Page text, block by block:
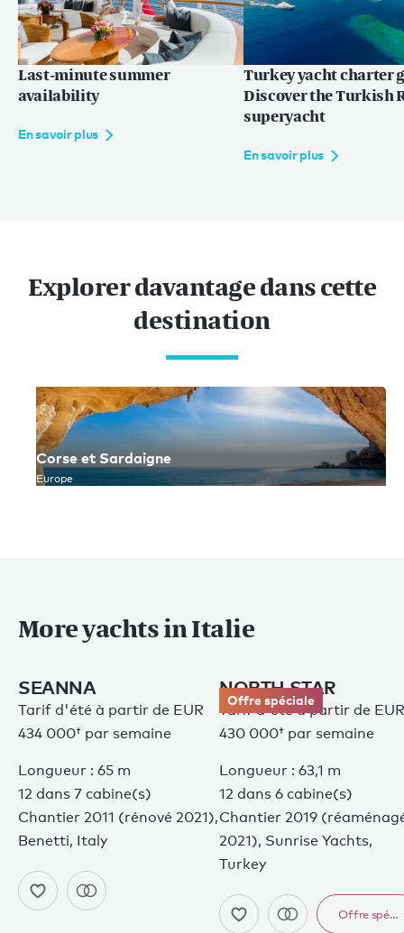
Last-minute summer
availability
En savoir plus
Turkey yacht charter
Discover the Turkish
superyacht
En savoir plus
Explorer davantage dans cette
destination
Corse et Sardaigne
Europe
More yachts in Italie
SEANNA
Tarif d'été à partir de EUR
434 000† par semaine
Longueur : 65 m
12 dans 7 cabine(s)
Chantier 2011 (rénové 2021),
Benetti, Italy
Offre spéciale
NORTH STAR
Tarif d'été à partir de EUR
430 000† par semaine
Longueur : 63,1 m
12 dans 6 cabine(s)
Chantier 2019
2021), Sunrise Yachts,
Turkey
Offre